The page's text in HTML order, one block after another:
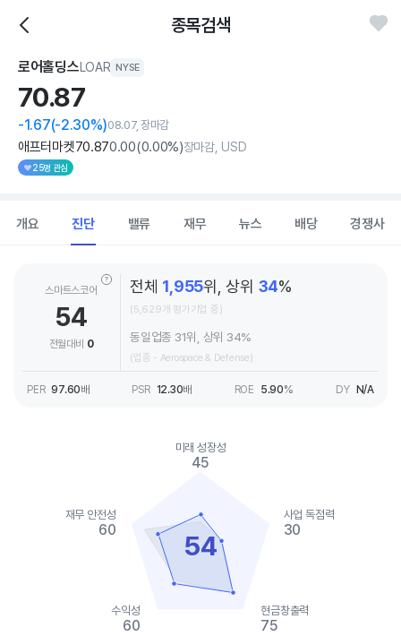
종목검색
로어홀딩스LOAR NYSE
70.87
-1.67(-2.30%)08.07, 장마감
애프터마켓70.870.00(0.00%)장마감, USD
25명 관심
개요 진단 밸류 재무 뉴스 배당 경쟁사
스마트스코어
54
전월대비 0
전체 1,955위, 상위 34%
(5,629개 평가기업 중)
동일업종 31위, 상위 34%
(업종 - Aerospace & Defense)
PER 97.60배 PSR 12.30배 ROE 5.90% DY N/A
54
미래 성장성
45
사업 독점력
30
현금창출력
75
수익성
60
재무 안전성
60